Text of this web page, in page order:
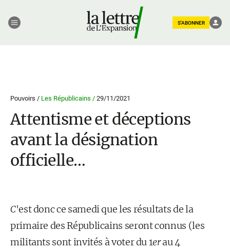
S'ABONNER
Pouvoirs / Les Républicains / 29/11/2021
Attentisme et déceptions
avant la désignation
officielle…
C'est donc ce samedi que les résultats de la
primaire des Républicains seront connus (les
militants sont invités à voter du 1erau 4